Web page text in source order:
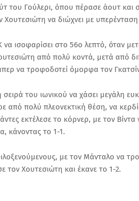
του Γούλερι, όπου πέρασε άουτ και
Χουτεσιώτη να διώχνει με
να ισοφαρίσει στο 56ο λεπτό, όταν
από πολύ κοντά, μετά από
να τροφοδοτεί όμορφα τον
του ιωνικού να χάσει μεγάλη
από πολύ πλεονεκτική θέση, να
εκτέλεσε το κόρνερ, με τον
κάνοντας το 1-1.
με τον Μάνταλο να
τον Χουτεσιώτη και έκανε το 1-2.